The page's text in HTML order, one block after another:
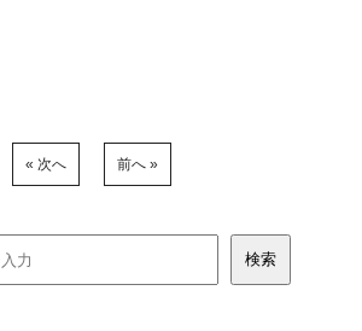
« 次へ 前へ »